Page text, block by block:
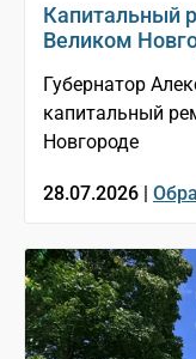
Капитальный
Великом
Губернатор
капитальный
Новгороде
28.07.2026 |